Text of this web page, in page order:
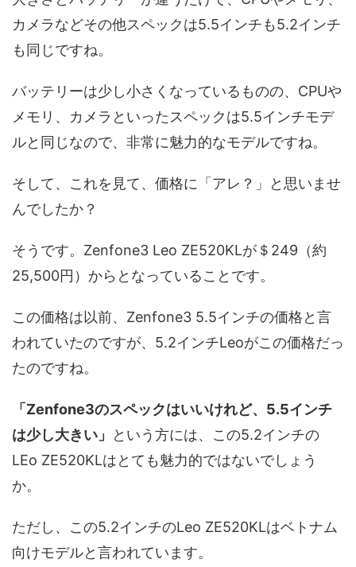
カメラなどその他スペックは5.5インチも5.2インチ
も同じですね。
バッテリーは少し小さくなっているものの、CPUや
メモリ、カメラといったスペックは5.5インチモデ
ルと同じなので、非常に魅力的なモデルですね。
そして、これを見て、価格に「アレ？」と思いませ
んでしたか？
そうです。Zenfone3 Leo ZE520KLが＄249（約
25,500円）からとなっていることです。
この価格は以前、Zenfone3 5.5インチの価格と言
われていたのですが、5.2インチLeoがこの価格だっ
たのですね。
「Zenfone3のスペックはいいけれど、5.5インチ
は少し大きい」
という方には、この5.2インチの
LEo ZE520KLはとても魅力的ではないでしょう
か。
ただし、この5.2インチのLeo ZE520KLはベトナム
向けモデルと言われています。